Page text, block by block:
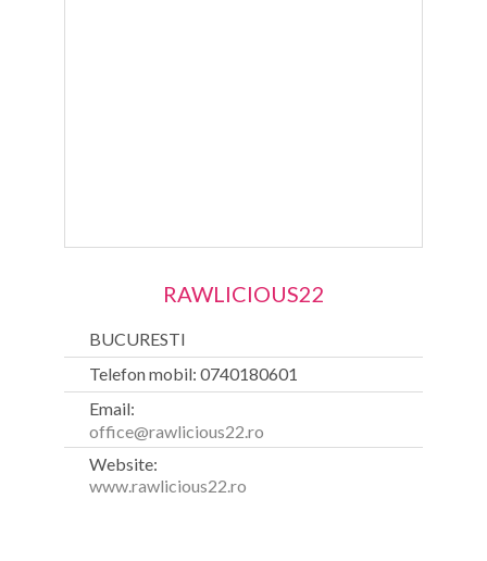
RAWLICIOUS22
BUCURESTI
Telefon mobil: 0740180601
Email:
office@rawlicious22.ro
Website:
www.rawlicious22.ro